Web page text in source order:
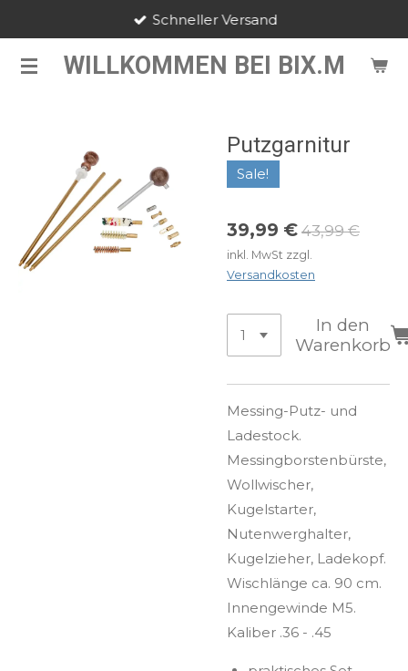
springen WILLKOMMEN BEI BIX.M
Schneller Versand
Putzgarnitur
Sale!
39,99 € 43,99 €
inkl. MwSt zzgl.
Versandkosten
In den
Warenkorb
Messing-Putz- und
Ladestock.
Messingborstenbürste,
Wollwischer,
Kugelstarter,
Nutenwerghalter,
Kugelzieher, Ladekopf.
Wischlänge ca. 90 cm.
Innengewinde M5.
Kaliber .36 - .45